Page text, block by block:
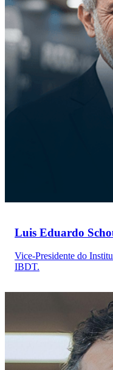
Luis Eduardo
Vice-Presidente do
IBDT.